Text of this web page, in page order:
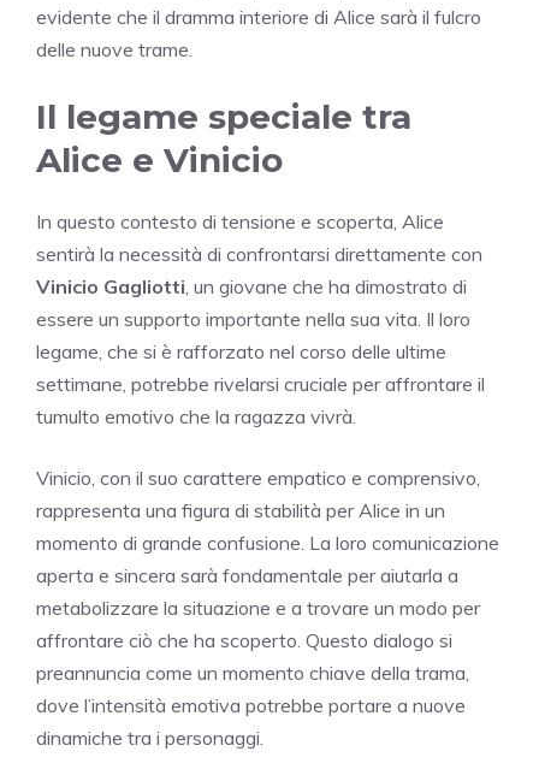
evidente che il dramma interiore di Alice sarà il fulcro
delle nuove trame.
Il legame speciale tra
Alice e Vinicio
In questo contesto di tensione e scoperta, Alice
sentirà la necessità di confrontarsi direttamente con
Vinicio Gagliotti, un giovane che ha dimostrato di
essere un supporto importante nella sua vita. Il loro
legame, che si è rafforzato nel corso delle ultime
settimane, potrebbe rivelarsi cruciale per affrontare il
tumulto emotivo che la ragazza vivrà.
Vinicio, con il suo carattere empatico e comprensivo,
rappresenta una figura di stabilità per Alice in un
momento di grande confusione. La loro comunicazione
aperta e sincera sarà fondamentale per aiutarla a
metabolizzare la situazione e a trovare un modo per
affrontare ciò che ha scoperto. Questo dialogo si
preannuncia come un momento chiave della trama,
dove l’intensità emotiva potrebbe portare a nuove
dinamiche tra i personaggi.